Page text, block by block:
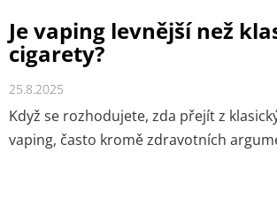
Je vaping levnější než
cigarety?
25.8.2025
Když se rozhodujete, zda přejít z
vaping, často kromě zdravotních